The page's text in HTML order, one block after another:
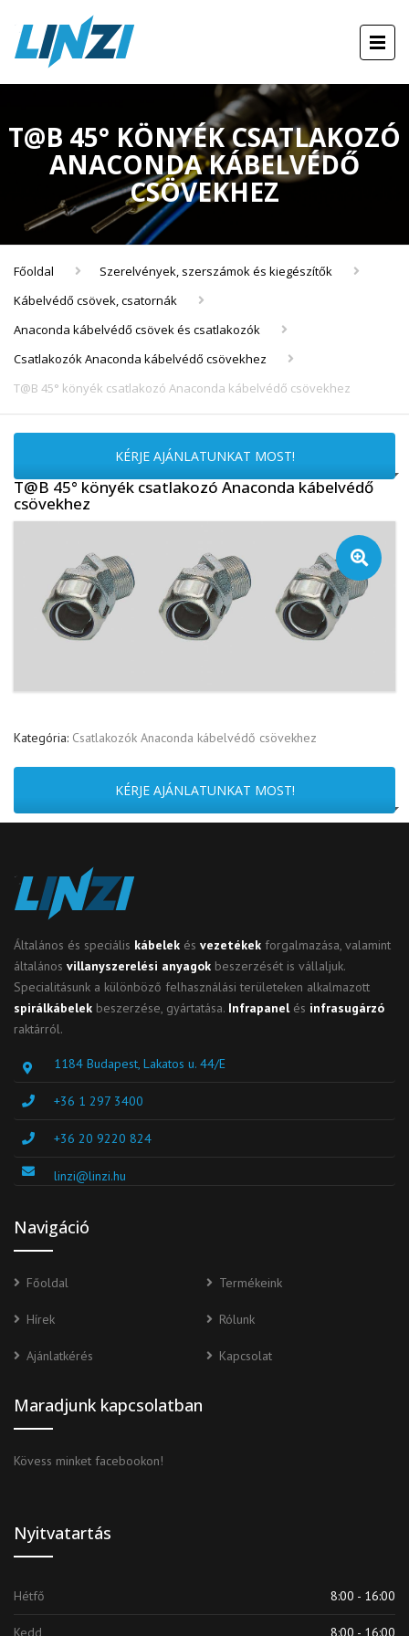
T@B 45° KÖNYÉK CSATLAKOZÓ
ANACONDA KÁBELVÉDŐ
CSÖVEKHEZ
Főoldal
Szerelvények, szerszámok és kiegészítők
Kábelvédő csövek, csatornák
Anaconda kábelvédő csövek és csatlakozók
Csatlakozók Anaconda kábelvédő csövekhez
T@B 45° könyék csatlakozó Anaconda kábelvédő csövekhez
KÉRJE AJÁNLATUNKAT MOST!
T@B 45° könyék csatlakozó Anaconda kábelvédő
csövekhez
🔍
Kategória: Csatlakozók Anaconda kábelvédő csövekhez
KÉRJE AJÁNLATUNKAT MOST!
Általános és speciális kábelek és vezetékek forgalmazása, valamint
általános villanyszerelési anyagok beszerzését is vállaljuk.
Specialitásunk a különböző felhasználási területeken alkalmazott
spirálkábelek beszerzése, gyártatása. Infrapanel és infrasugárzó
raktárról.
1184 Budapest, Lakatos u. 44/E
+36 1 297 3400
+36 20 9220 824
linzi@linzi.hu
Navigáció
Főoldal Termékeink
Hírek Rólunk
Ajánlatkérés Kapcsolat
Maradjunk kapcsolatban
Kövess minket facebookon!
Nyitvatartás
Hétfő 8:00 - 16:00
Kedd 8:00 - 16:00